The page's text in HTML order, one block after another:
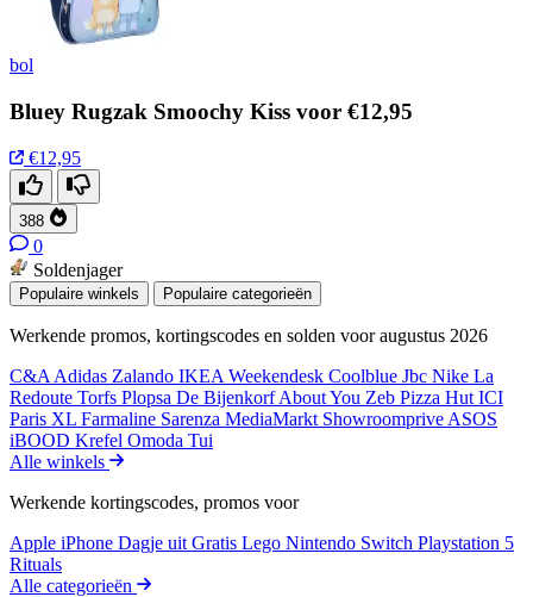
bol
Bluey Rugzak Smoochy Kiss voor €12,95
€12,95
388
0
Soldenjager
Populaire winkels Populaire categorieën
Werkende promos, kortingscodes en solden voor augustus 2026
C&A Adidas Zalando IKEA Weekendesk Coolblue Jbc Nike La
Redoute Torfs Plopsa De BijenkorfAbout You Zeb Pizza Hut ICI
Paris XL Farmaline Sarenza MediaMarkt Showroomprive ASOS
iBOOD Krefel Omoda Tui
Alle winkels
Werkende kortingscodes, promos voor
Apple iPhone Dagje uit Gratis Lego Nintendo Switch Playstation 5
Rituals
Alle categorieën